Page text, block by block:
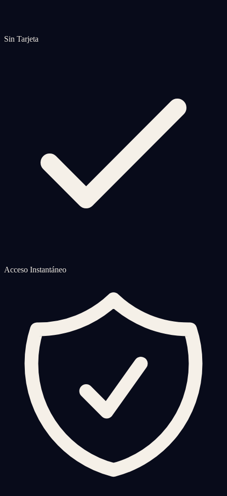
Sin Tarjeta
Acceso Instantáneo